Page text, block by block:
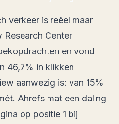
verkeer is reëel maar
Research Center
en vond
46,7% in klikken
aanwezig is: van 15%
Ahrefs mat een daling
op positie 1 bij